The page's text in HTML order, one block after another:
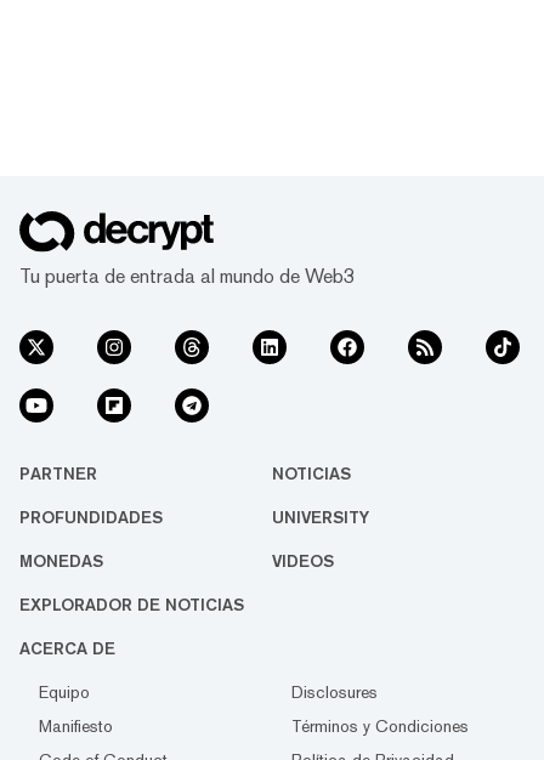
Tu puerta de entrada al mundo de Web3
PARTNER NOTICIAS
PROFUNDIDADES UNIVERSITY
MONEDAS VIDEOS
EXPLORADOR DE NOTICIAS
ACERCA DE
Equipo
Disclosures
Manifiesto
Términos y Condiciones